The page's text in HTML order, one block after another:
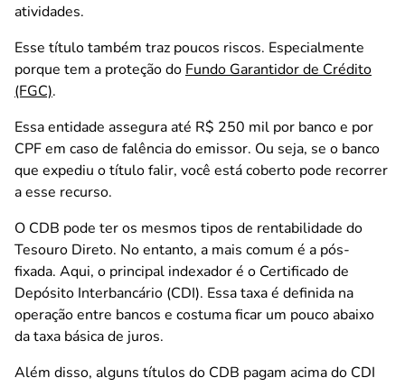
atividades.
Esse título também traz poucos riscos. Especialmente
porque tem a proteção do Fundo Garantidor de Crédito
(FGC).
Essa entidade assegura até R$ 250 mil por banco e por
CPF em caso de falência do emissor. Ou seja, se o banco
que expediu o título falir, você está coberto pode recorrer
a esse recurso.
O CDB pode ter os mesmos tipos de rentabilidade do
Tesouro Direto. No entanto, a mais comum é a pós-
fixada. Aqui, o principal indexador é o Certificado de
Depósito Interbancário (CDI). Essa taxa é definida na
operação entre bancos e costuma ficar um pouco abaixo
da taxa básica de juros.
Além disso, alguns títulos do CDB pagam acima do CDI